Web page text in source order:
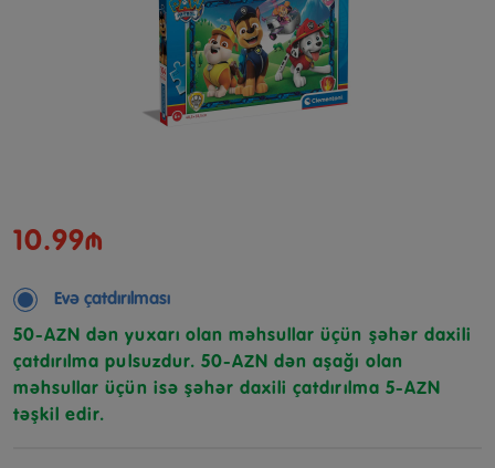
10.99₼
Evə çatdırılması
50-AZN dən yuxarı olan məhsullar üçün şəhər daxili
çatdırılma pulsuzdur. 50-AZN dən aşağı olan
məhsullar üçün isə şəhər daxili çatdırılma 5-AZN
təşkil edir.